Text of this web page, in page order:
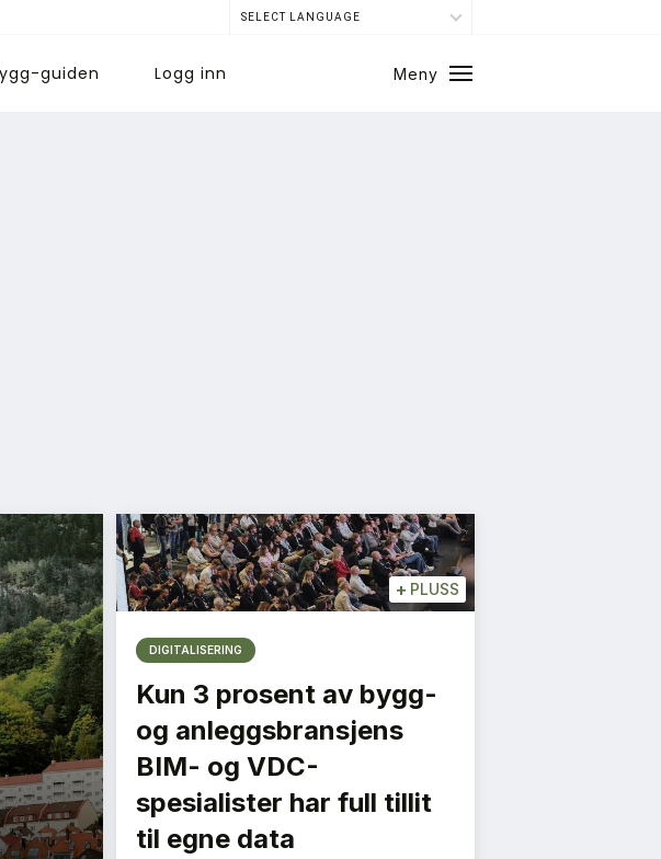
SELECT LANGUAGE
guiden Logg inn
Meny
+ PLUSS
DIGITALISERING
Kun 3 prosent av bygg-
og anleggsbransjens
BIM- og VDC-
spesialister har full tillit
til egne data